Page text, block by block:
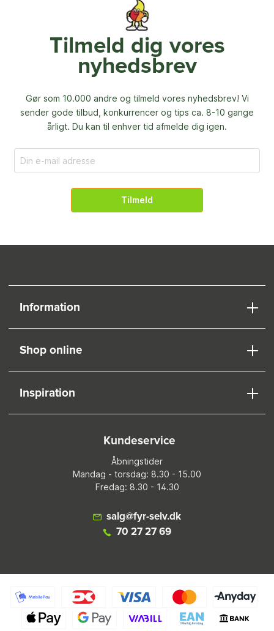
Tilmeld dig vores
nyhedsbrev
Gør som 10.000 andre og tilmeld vores nyhedsbrev! Vi
sender gode tilbud, konkurrencer og tips ca. 8-10 gange
årligt. Du kan til enhver tid afmelde dig igen.
Tilmeld
Information
Shop online
Inspiration
Kundeservice
Åbningstider
Mandag - torsdag: 8.30 - 15.00
Fredag: 8.30 - 14.30
salg@fyr-selv.dk
70 27 27 69